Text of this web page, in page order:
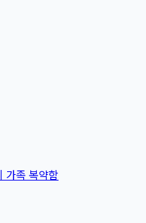
가족 복약함